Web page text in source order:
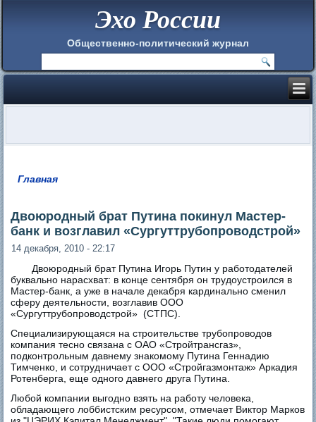
Эхо России
Общественно-политический журнал
Главная
Двоюродный брат Путина покинул Мастер-
банк и возглавил «Сургуттрубопроводстрой»
14 декабря, 2010 - 22:17
Двоюродный брат Путина Игорь Путин у работодателей
буквально нарасхват: в конце сентября он трудоустроился в
Мастер-банк, а уже в начале декабря кардинально сменил
сферу деятельности, возглавив ООО
«Сургуттрубопроводстрой» (СТПС).
Специализирующаяся на строительстве трубопроводов
компания тесно связана с ОАО «Стройтрансгаз»,
подконтрольным давнему знакомому Путина Геннадию
Тимченко, и сотрудничает с ООО «Стройгазмонтаж» Аркадия
Ротенберга, еще одного давнего друга Путина.
Любой компании выгодно взять на работу человека,
обладающего лоббистским ресурсом, отмечает Виктор Марков